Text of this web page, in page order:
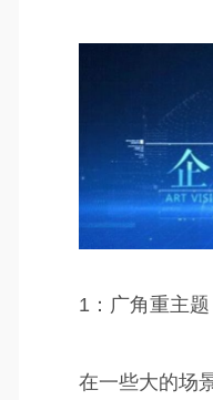
1：广角重主
在一些大的场